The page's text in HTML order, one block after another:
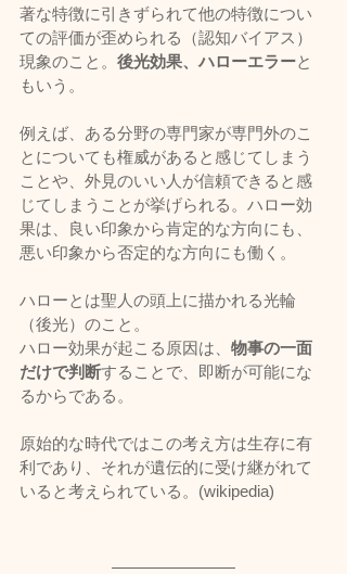
著な特徴に引きずられて他の特徴につい
ての評価が歪められる（認知バイアス）
現象のこと。 後光効果、ハローエラーと
もいう。
例えば、ある分野の専門家が専門外のこ
とについても権威があると感じてしまう
ことや、外見のいい人が信頼できると感
じてしまうことが挙げられる。ハロー効
果は、良い印象から肯定的な方向にも、
悪い印象から否定的な方向にも働く。
ハローとは聖人の頭上に描かれる光輪
（後光）のこと。
ハロー効果が起こる原因は、 物事の一面
だけで判断することで、即断が可能にな
るからである。
原始的な時代ではこの考え方は生存に有
利であり、それが遺伝的に受け継がれて
いると考えられている。(wikipedia)